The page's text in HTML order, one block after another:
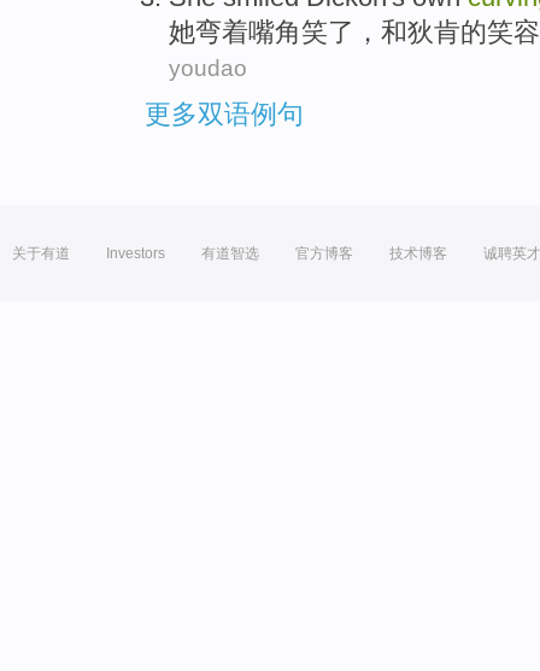
她弯着嘴角笑了 ，和狄肯的笑
youdao
更多双语例句
关于有道 Investors 有道智选 官方博客 技术博客 诚聘英才